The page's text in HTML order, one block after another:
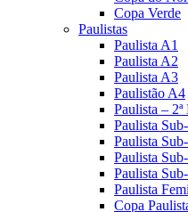
Copa Verde
Paulistas
Paulista A1
Paulista A2
Paulista A3
Paulistão A4
Paulista –
Paulista
Paulista
Paulista
Paulista
Paulista
Copa